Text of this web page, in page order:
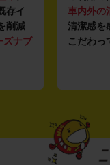
存イ
削減
ズナブ
車内外の
清潔感を
こだわっ